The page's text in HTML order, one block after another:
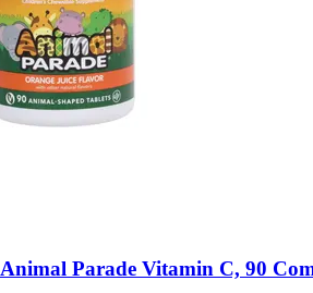
Animal Parade Vitamin C, 90